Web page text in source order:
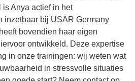
Anya actief in het
inzetbaar bij USAR Germany
bovendien haar eigen
ontwikkeld. Deze expertise
in onze trainingen: wij weten wat
in stressvolle situaties